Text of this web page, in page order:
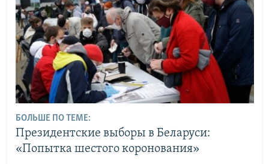
БОЛЬШЕ ПО ТЕМЕ:
Президентские выборы в Беларуси:
«Попытка шестого коронования»